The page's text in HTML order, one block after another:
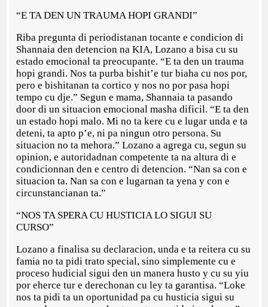
“E TA DEN UN TRAUMA HOPI GRANDI”
Riba pregunta di periodistanan tocante e condicion di
Shannaia den detencion na KIA, Lozano a bisa cu su
estado emocional ta preocupante. “E ta den un trauma
hopi grandi. Nos ta purba bishit’e tur biaha cu nos por,
pero e bishitanan ta cortico y nos no por pasa hopi
tempo cu dje.” Segun e mama, Shannaia ta pasando
door di un situacion emocional masha dificil. “E ta den
un estado hopi malo. Mi no ta kere cu e lugar unda e ta
deteni, ta apto p’e, ni pa ningun otro persona. Su
situacion no ta mehora.” Lozano a agrega cu, segun su
opinion, e autoridadnan competente ta na altura di e
condicionnan den e centro di detencion. “Nan sa con e
situacion ta. Nan sa con e lugarnan ta yena y con e
circunstancianan ta.”
“NOS TA SPERA CU HUSTICIA LO SIGUI SU
CURSO”
Lozano a finalisa su declaracion, unda e ta reitera cu su
famia no ta pidi trato special, sino simplemente cu e
proceso hudicial sigui den un manera husto y cu su yiu
por eherce tur e derechonan cu ley ta garantisa. “Loke
nos ta pidi ta un oportunidad pa cu husticia sigui su